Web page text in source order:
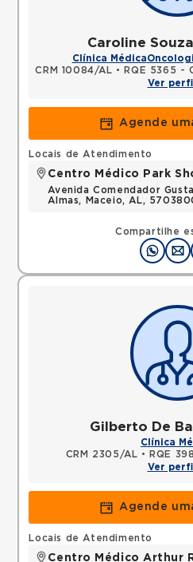
Caroline
Clínica Médica
CRM 10084/AL • RQE 5365 -
Ver perfil
Agende
Compartilhe
Locais de Atendimento
Centro Médico Park
Avenida Comendador
Almas, Maceio, AL,
Gilberto De
Clínica
CRM 2305/AL •
RQE
Ver perfil
Agende
Locais de Atendimento
Centro Médico Arthur